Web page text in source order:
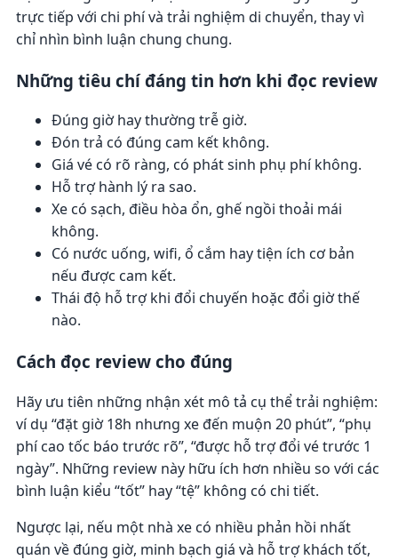
trực tiếp với chi phí và trải nghiệm di chuyển, thay vì
chỉ nhìn bình luận chung chung.
Những tiêu chí đáng tin hơn khi đọc review
Đúng giờ hay thường trễ giờ.
Đón trả có đúng cam kết không.
Giá vé có rõ ràng, có phát sinh phụ phí không.
Hỗ trợ hành lý ra sao.
Xe có sạch, điều hòa ổn, ghế ngồi thoải mái
không.
Có nước uống, wifi, ổ cắm hay tiện ích cơ bản
nếu được cam kết.
Thái độ hỗ trợ khi đổi chuyến hoặc đổi giờ thế
nào.
Cách đọc review cho đúng
Hãy ưu tiên những nhận xét mô tả cụ thể trải nghiệm:
ví dụ “đặt giờ 18h nhưng xe đến muộn 20 phút”, “phụ
phí cao tốc báo trước rõ”, “được hỗ trợ đổi vé trước 1
ngày”. Những review này hữu ích hơn nhiều so với các
bình luận kiểu “tốt” hay “tệ” không có chi tiết.
Ngược lại, nếu một nhà xe có nhiều phản hồi nhất
quán về đúng giờ, minh bạch giá và hỗ trợ khách tốt,